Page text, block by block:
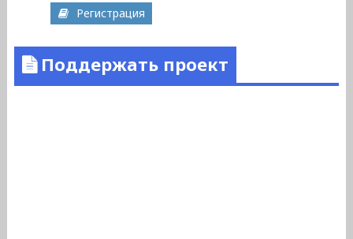
Регистрация
Поддержать проект